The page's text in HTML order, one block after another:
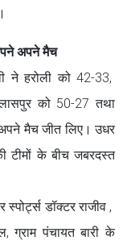
अपने मैच
ने हरोली को 42-33,
को 50-27 तथा
मैच जीत लिए। उधर
टीमों के बीच जबरदस्त
डॉक्टर राजीव ,
ग्राम पंचायत बारी के